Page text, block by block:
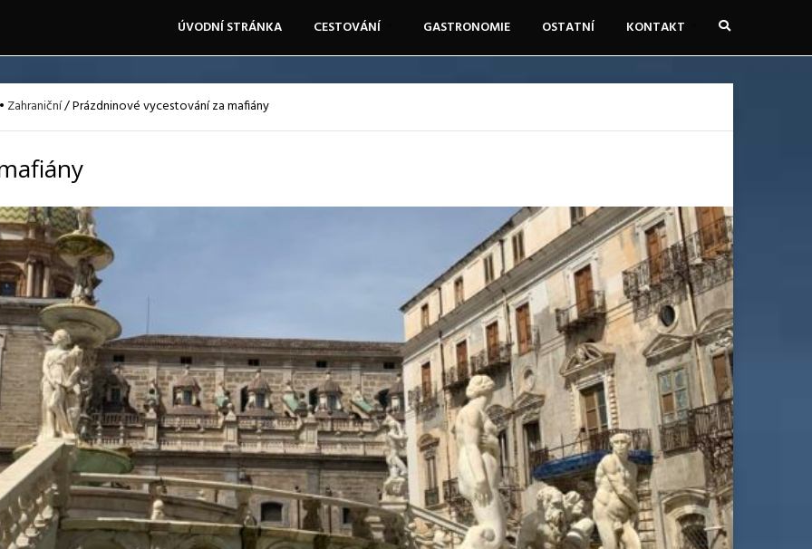
ÚVODNÍ STRÁNKA CESTOVÁNÍ GASTRONOMIE OSTATNÍ KONTAKT
Zahraniční/Prázdninové vycestování za mafiány